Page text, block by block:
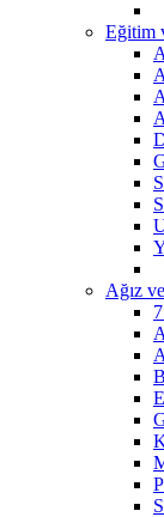
Eğitim
Ağız